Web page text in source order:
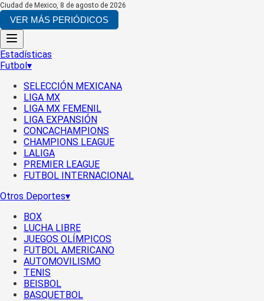
Ciudad de Mexico, 8 de agosto de 2026
VER MÁS PERIÓDICOS
Estadísticas
Futbol▾
SELECCIÓN MEXICANA
LIGA MX
LIGA MX FEMENIL
LIGA EXPANSIÓN
CONCACHAMPIONS
CHAMPIONS LEAGUE
LALIGA
PREMIER LEAGUE
FUTBOL INTERNACIONAL
Otros Deportes▾
BOX
LUCHA LIBRE
JUEGOS OLÍMPICOS
FUTBOL AMERICANO
AUTOMOVILISMO
TENIS
BEISBOL
BASQUETBOL